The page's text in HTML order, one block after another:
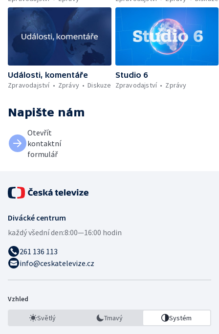
Události, komentáře
Zpravodajství
Zprávy Diskuze
Studio 6
Zpravodajství
Zprávy
Napište nám
Otevřít
kontaktní
formulář
Divácké centrum
každý všední den:8:00—16:00 hodin
261 136 113
info@ceskatelevize.cz
Vzhled
Světlý Tmavý Systém